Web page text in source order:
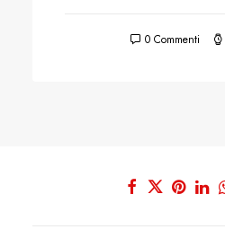
0 Commenti